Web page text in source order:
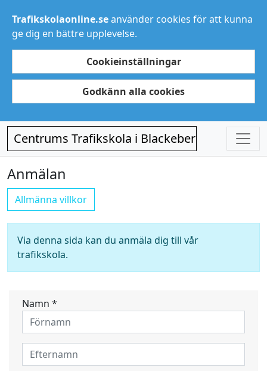
Trafikskolaonline.seanvänder cookies för att kunna
ge dig en bättre upplevelse.
Cookieinställningar
Godkänn alla cookies
Centrums Trafikskola i Blackeberg
Anmälan
Allmänna villkor
Via denna sida kan du anmäla dig till vår
trafikskola.
Namn *